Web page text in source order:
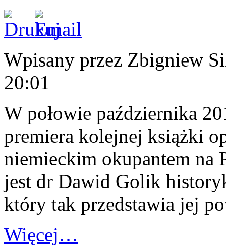
Wpisany przez Zbigniew
20:01
W połowie października
premiera kolejnej książki
niemieckim okupantem na
jest dr Dawid Golik
który tak przedstawia jej
Więcej…